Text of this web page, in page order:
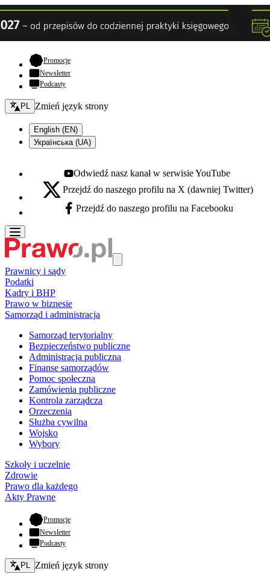
Promocje- otwiera się w nowej karcie
Newsletter
Podcasty
Zmień język - bieżący:
PL Zmień język strony
English (EN)
Українська (UA)
Youtube - otwiera się w nowej karcie
Odwiedź nasz kanał w serwisie YouTube
X - otwiera się w nowej karcie
Przejdź do naszego profilu na X (dawniej Twitter)
Facebook - otwiera się w nowej karcie
Przejdź do naszego profilu na Facebooku
Prawnicy i sądy
Podatki
Kadry i BHP
Prawo w biznesie
Samorząd i administracja
Samorząd terytorialny
Bezpieczeństwo publiczne
Administracja publiczna
Finanse samorządów
Pomoc społeczna
Zamówienia publiczne
Kontrola zarządcza
Orzeczenia
Służba cywilna
Wojsko
Wybory
Szkoły i uczelnie
Zdrowie
Prawo dla każdego
Akty Prawne
Promocje- otwiera się w nowej karcie
Newsletter
Podcasty
Zmień język - bieżący:
PL Zmień język strony